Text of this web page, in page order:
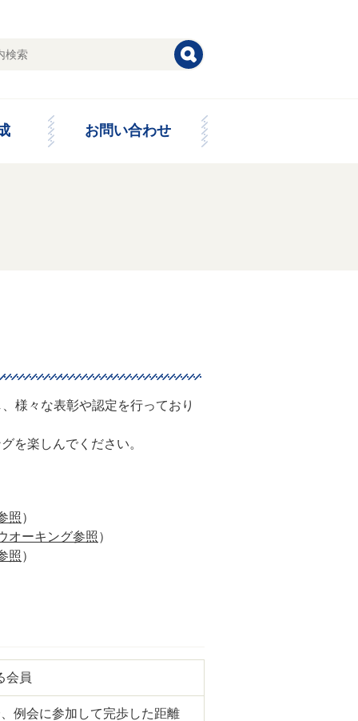
お問い合わせ
様々な表彰や認定を行っており
を楽しんでください。
照 ）
オーキング参照 ）
照 ）
会員
例会に参加して完歩した距離